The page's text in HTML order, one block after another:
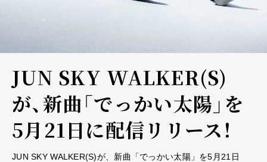
JUN SKY WALKER(S)
が、新曲「でっかい太陽」を
5月21日に配信リリース！
JUN SKY WALKER(S)が、新曲「でっかい太陽」を5月21日